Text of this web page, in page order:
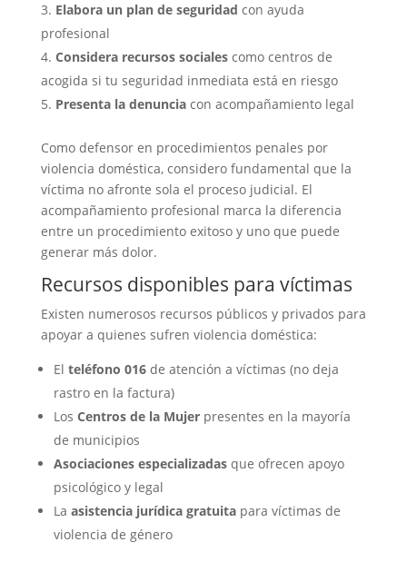
Elabora un plan de seguridad con ayuda
profesional
Considera recursos socialescomo centros de
acogida si tu seguridad inmediata está en riesgo
Presenta la denunciacon acompañamiento legal
Como defensor en procedimientos penales por
violencia doméstica, considero fundamental que la
víctima no afronte sola el proceso judicial. El
acompañamiento profesional marca la diferencia
entre un procedimiento exitoso y uno que puede
generar más dolor.
Recursos disponibles para víctimas
Existen numerosos recursos públicos y privados para
apoyar a quienes sufren violencia doméstica:
El teléfono 016de atención a víctimas (no deja
rastro en la factura)
Los Centros de la Mujerpresentes en la mayoría
de municipios
Asociaciones especializadasque ofrecen apoyo
psicológico y legal
La asistencia jurídica gratuitapara víctimas de
violencia de género